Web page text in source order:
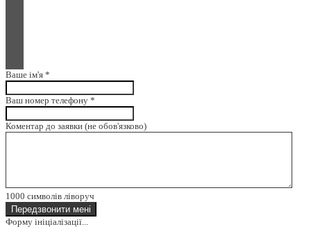
Ваше ім'я *
Ваш номер телефону *
Коментар до заявки (не обов'язково)
1000 символів ліворуч
Передзвонити мені
Форму ініціалізації...